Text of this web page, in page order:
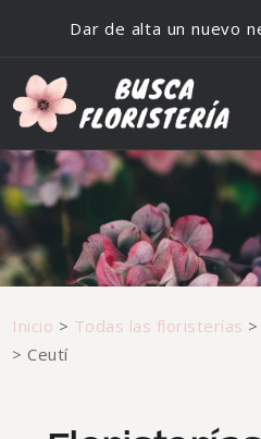
Dar de alta un nuevo
Inicio > Todas las floristerías >
>Ceutí